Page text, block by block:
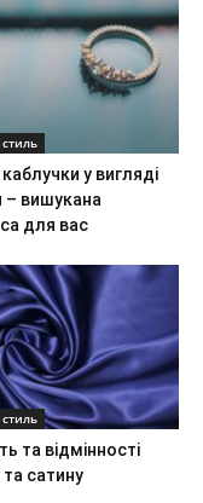
у вигляді
– вишукана
для вас
та відмінності
сатину